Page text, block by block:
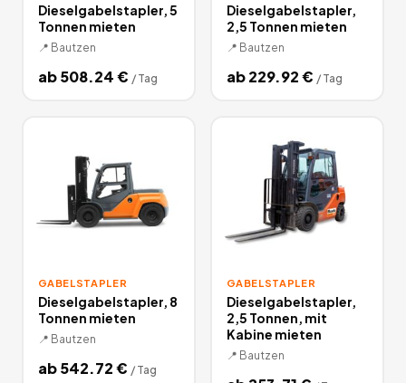
Dieselgabelstapler, 5
Tonnen mieten
📍 Bautzen
ab508.24€ / Tag
Dieselgabelstapler,
2,5 Tonnen mieten
📍 Bautzen
ab229.92€ / Tag
GABELSTAPLER
Dieselgabelstapler, 8
Tonnen mieten
📍 Bautzen
ab542.72€ / Tag
GABELSTAPLER
Dieselgabelstapler,
2,5 Tonnen, mit
Kabine mieten
📍 Bautzen